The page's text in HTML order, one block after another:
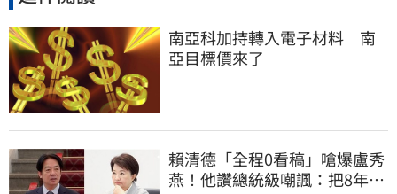
南亞科加持轉入電子材料　南
亞目標價來了
賴清德「全程0看稿」嗆爆盧秀
燕！他讚總統級嘲諷：把8年總